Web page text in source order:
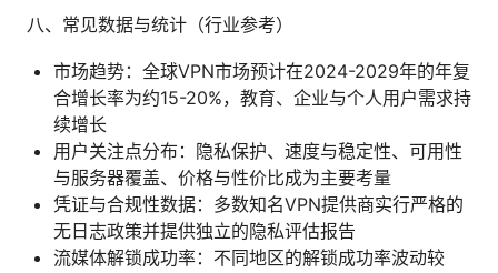
八、常见数据与统计（行业参考）
市场趋势：全球VPN市场预计在2024-2029年的年复
合增长率为约15-20%，教育、企业与个人用户需求持
续增长
用户关注点分布：隐私保护、速度与稳定性、可用性
与服务器覆盖、价格与性价比成为主要考量
凭证与合规性数据：多数知名VPN提供商实行严格的
无日志政策并提供独立的隐私评估报告
流媒体解锁成功率：不同地区的解锁成功率波动较